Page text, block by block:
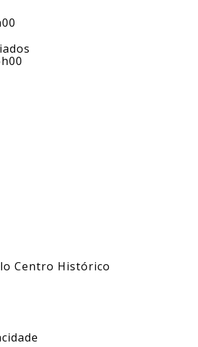
Centro Histórico